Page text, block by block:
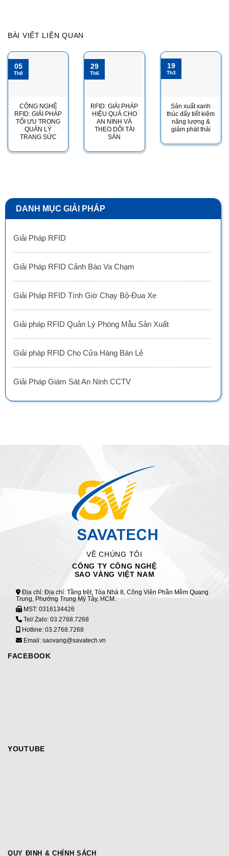
DANH MỤC GIẢI PHÁP
Giải Pháp RFID
Giải Pháp RFID Cảnh Báo Va Chạm
Giải Pháp RFID Tính Giờ Chạy Bộ-Đua Xe
Giải pháp RFID Quản Lý Phòng Mẫu Sản Xuất
Giải pháp RFID Cho Cửa Hàng Bán Lẻ
Giải Pháp Giám Sát An Ninh CCTV
BÀI VIẾT LIÊN QUAN
CÔNG NGHỆ
RFID: GIẢI PHÁP
TỐI ƯU TRONG
QUẢN LÝ
TRANG SỨC
05
Th8
RFID: GIẢI PHÁP
HIỆU QUẢ CHO
AN NINH VÀ
THEO DÕI TÀI
SẢN
29
Th6
Sản xuất xanh
thúc đẩy tiết kiệm
năng lượng &
giảm phát thải
19
Th3
VỀ CHÚNG TÔI
CÔNG TY CÔNG NGHỆ
SAO VÀNG VIỆT NAM
Địa chỉ: Địa chỉ: Tầng trệt, Tòa Nhà 8, Công Viên Phần Mềm Quang
Trung, Phường Trung Mỹ Tây, HCM.
MST: 0316134426
Tel/ Zalo: 03.2768.7268
Hotline: 03.2768.7268
Email: saovang@savatech.vn
FACEBOOK
YOUTUBE
QUY ĐỊNH & CHÍNH SÁCH